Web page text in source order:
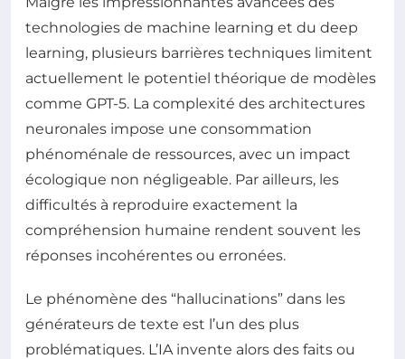
technologies de machine learning et du deep
learning, plusieurs barrières techniques limitent
actuellement le potentiel théorique de modèles
comme GPT-5. La complexité des architectures
neuronales impose une consommation
phénoménale de ressources, avec un impact
écologique non négligeable. Par ailleurs, les
difficultés à reproduire exactement la
compréhension humaine rendent souvent les
réponses incohérentes ou erronées.
Le phénomène des “hallucinations” dans les
générateurs de texte est l’un des plus
problématiques. L’IA invente alors des faits ou